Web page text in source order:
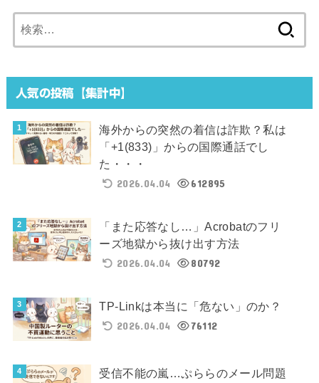
索:
人気の投稿【集計中】
海外からの突然の着信は詐欺？私は
「+1(833)」からの国際通話でし
た・・・
2026.04.04
612895
「また応答なし…」Acrobatのフリ
ーズ地獄から抜け出す方法
2026.04.04
80792
TP-Linkは本当に「危ない」のか？
2026.04.04
76112
受信不能の嵐…ぷららのメール問題